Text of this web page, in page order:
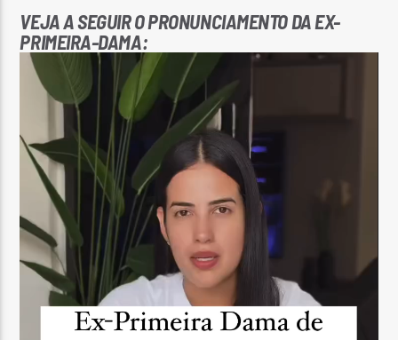
VEJA A SEGUIR O PRONUNCIAMENTO DA EX-
PRIMEIRA-DAMA:
Tocador
vídeo